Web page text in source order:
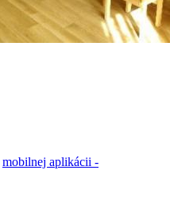
mobilnej aplikácii -